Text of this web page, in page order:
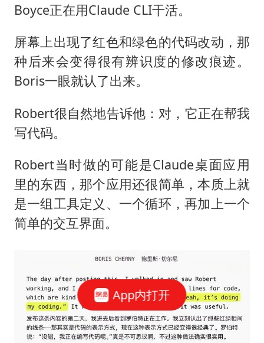
Boyce正在用Claude CLI干活。
屏幕上出现了红色和绿色的代码改动，那
种后来会变得很有辨识度的修改痕迹。
Boris一眼就认了出来。
Robert很自然地告诉他：对，它正在帮我
写代码。
Robert当时做的可能是Claude桌面应用
里的东西，那个应用还很简单，本质上就
是一组工具定义、一个循环，再加上一个
简单的交互界面。
App内打开